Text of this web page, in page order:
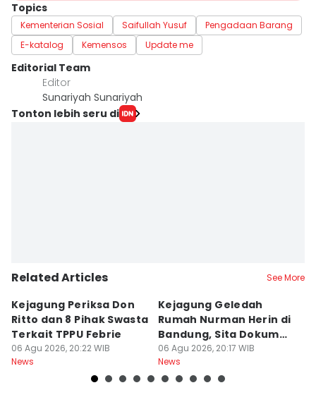
Topics
Kementerian Sosial Saifullah Yusuf
Pengadaan Barang
E-katalog
Kemensos Update me
Editorial Team
Editor
Sunariyah Sunariyah
Tonton lebih seru di
Related Articles See More
Kejagung Periksa Don
Ritto dan 8 Pihak Swasta
Terkait TPPU Febrie
06 Agu 2026, 20:22 WIB
News
Kejagung Geledah
Rumah Nurman Herin di
Bandung, Sita Dokumen
TPPU Febrie
06 Agu 2026, 20:17 WIB
News